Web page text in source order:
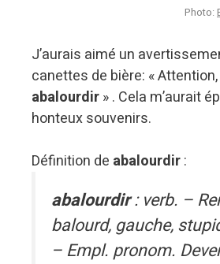
Photo:
J’aurais aimé un
canettes de bière: «
abalourdir» . Cela m’aurait
honteux souvenirs.
Définition de abalourdir:
abalourdir: verb. –
balourd, gauche,
– Empl. pronom.